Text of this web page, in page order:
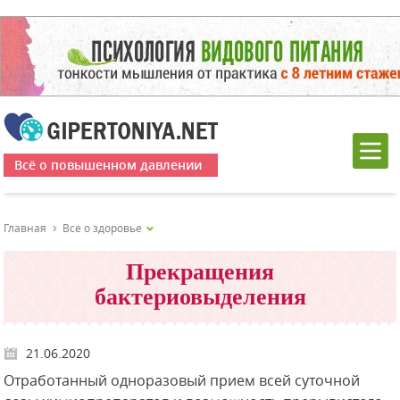
Всё о повышенном давлении
Главная Все о здоровье
Прекращения
бактериовыделения
21.06.2020
Отработанный одноразовый прием всей суточной